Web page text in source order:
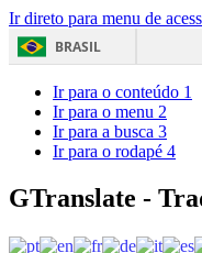
Ir direto para menu de
BRASIL
Ir para o conteúdo 1
Ir para o menu 2
Ir para a busca 3
Ir para o rodapé 4
GTranslate -